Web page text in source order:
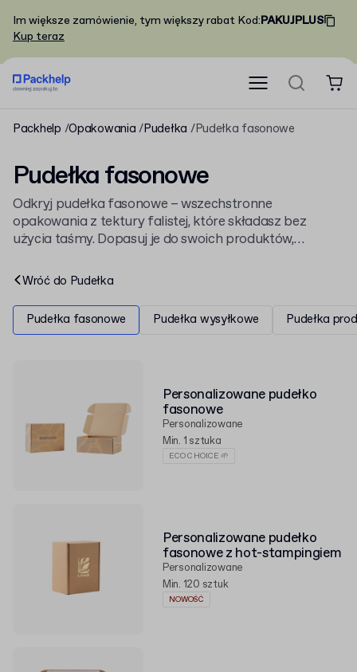
Im większe zamówienie, tym większy rabat Kod:PAKUJPLUS
Kup teraz
Packhelp Opakowania Pudełka Pudełka fasonowe
Pudełka fasonowe
Odkryj pudełka fasonowe – wszechstronne
opakowania z tektury falistej, które składasz bez
użycia taśmy. Dopasuj je do swoich produktów,
wykończenia. Zobacz, jakie
fasonowe z nadrukiem
Wróć do Pudełka
Pudełka fasonowe Pudełka wysyłkowe Pudełka
Personalizowane pudełko
fasonowe
Personalizowane
Min. 1 sztuka
ECO CHOICE 🌱
Personalizowane pudełko
fasonowe z hot-stampingiem
Personalizowane
Min. 120 sztuk
NOWOŚĆ